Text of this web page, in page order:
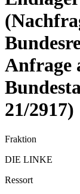
Anfrage
21/2917)
Fraktion
DIE LINKE
Ressort